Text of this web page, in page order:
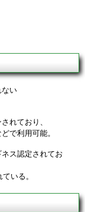
ない
れており、
で利用可能。
ス認定されてお
いる。